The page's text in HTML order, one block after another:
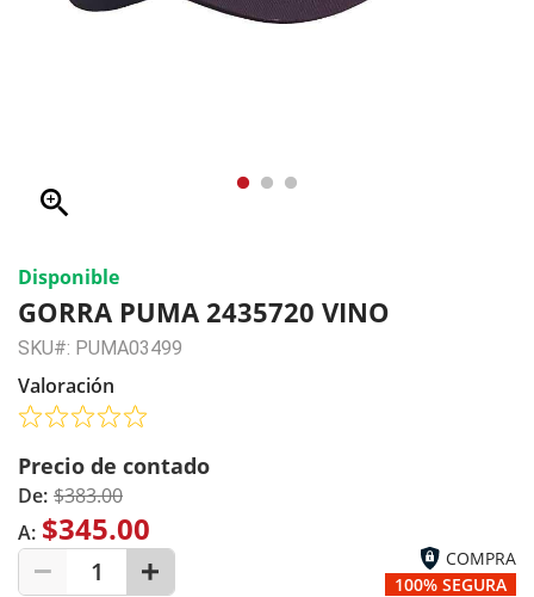
zoom_in
Disponible
GORRA PUMA 2435720 VINO
SKU#: PUMA03499
Valoración
Precio de contado
De: $383.00
A: $345.00
1
COMPRA
100% SEGURA